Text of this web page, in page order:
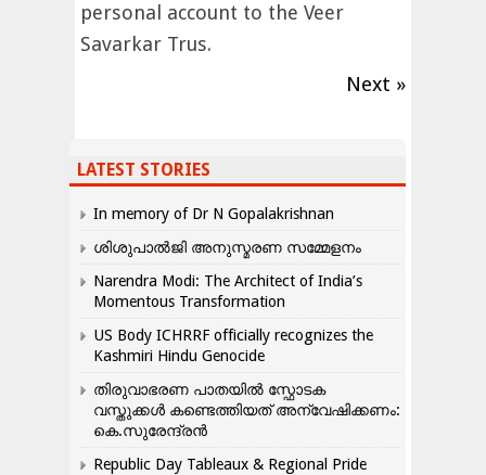
personal account to the Veer
Savarkar Trus.
Next »
LATEST STORIES
In memory of Dr N Gopalakrishnan
ശിശുപാൽജി അനുസ്മരണ സമ്മേളനം
Narendra Modi: The Architect of India’s
Momentous Transformation
US Body ICHRRF officially recognizes the
Kashmiri Hindu Genocide
തിരുവാഭരണ പാതയിൽ സ്ഫോടക
വസ്തുക്കൾ കണ്ടെത്തിയത് അന്വേഷിക്കണം:
കെ.സുരേന്ദ്രൻ
Republic Day Tableaux & Regional Pride